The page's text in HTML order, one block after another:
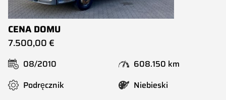
CENA DOMU
7.500,00 €
08/2010
608.150 km
Podręcznik
Niebieski